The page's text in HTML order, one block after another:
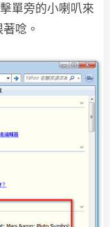
單旁的小喇叭來
唸。